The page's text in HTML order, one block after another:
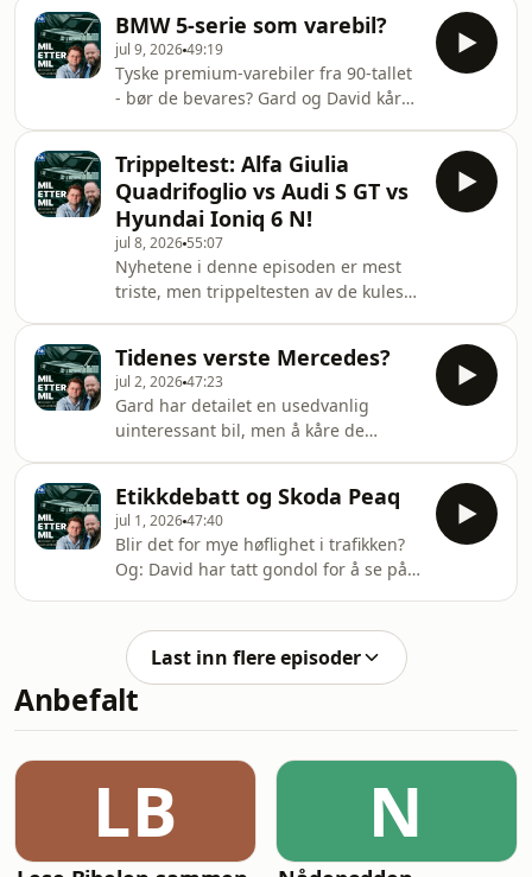
more information.
BMW 5-serie som varebil?
jul 9, 202649:19
Tyske premium-varebiler fra 90-tallet
- bør de bevares? Gard og David kårer
on Acast. See acast.com/privacy for
more information.
Trippeltest: Alfa Giulia
Quadrifoglio vs Audi S GT vs
Hyundai Ioniq 6 N!
jul 8, 2026 55:07
Nyhetene i denne episoden er mest
triste, men trippeltesten av de kuleste
Hosted on Acast. See
acast.com/privacy for more
information.
Tidenes verste Mercedes?
jul 2, 202647:23
Gard har detailet en usedvanlig
uinteressant bil, men å kåre de
Acast. See acast.com/privacy for more
information.
Etikkdebatt og Skoda Peaq
jul 1, 202647:40
Blir det for mye høflighet i trafikken?
Og: David har tatt gondol for å se på
See acast.com/privacy for more
information.
Last inn flere episoder
Anbefalt
LB N